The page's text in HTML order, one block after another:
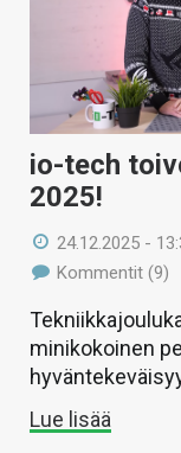
VAIHDA TEEMA
HAKU
io-tech
2025!
24.12.2025 -
Kommentit (9)
minikokoinen
Lue lisää